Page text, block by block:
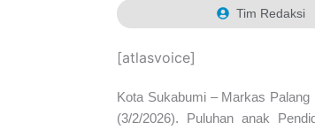
Tim Redaksi
[atlasvoice]
Kota Sukabumi – Markas
(3/2/2026). Puluhan anak